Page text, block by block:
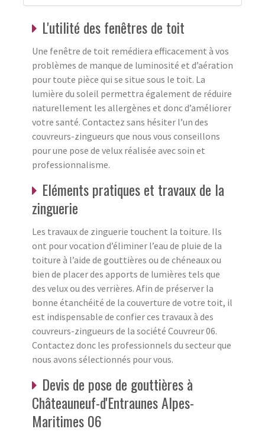
L'utilité des fenêtres de toit
Une fenêtre de toit remédiera efficacement à vos
problèmes de manque de luminosité et d’aération
pour toute pièce qui se situe sous le toit. La
lumière du soleil permettra également de réduire
naturellement les allergènes et donc d’améliorer
votre santé. Contactez sans hésiter l’un des
couvreurs-zingueurs que nous vous conseillons
pour une pose de velux réalisée avec soin et
professionnalisme.
Eléments pratiques et travaux de la
zinguerie
Les travaux de zinguerie touchent la toiture. Ils
ont pour vocation d’éliminer l’eau de pluie de la
toiture à l’aide de gouttières ou de chéneaux ou
bien de placer des apports de lumières tels que
des velux ou des verrières. Afin de préserver la
bonne étanchéité de la couverture de votre toit, il
est indispensable de confier ces travaux à des
couvreurs-zingueurs de la société Couvreur 06.
Contactez donc les professionnels du secteur que
nous avons sélectionnés pour vous.
Devis de pose de gouttières à
Châteauneuf-d'Entraunes Alpes-
Maritimes 06